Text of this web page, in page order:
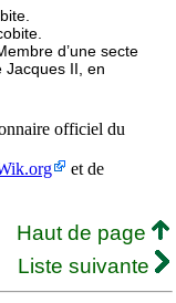
d’une secte
Jacques II, en
officiel du
et de
Haut de page
Liste suivante